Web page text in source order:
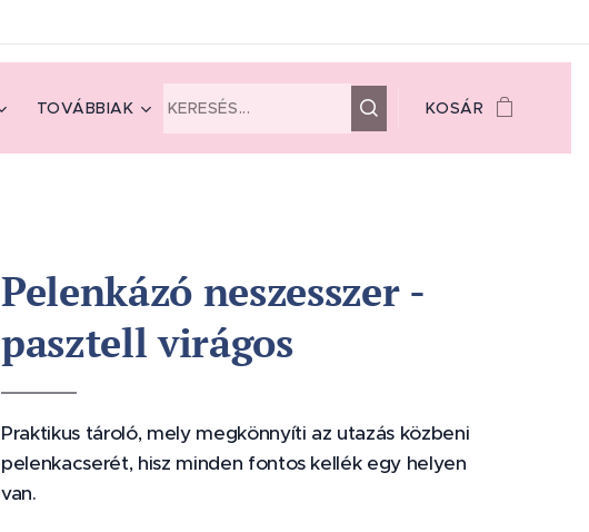
TOVÁBBIAK KOSÁR
Pelenkázó neszesszer -
pasztell virágos
Praktikus tároló, mely megkönnyíti az utazás közbeni
pelenkacserét, hisz minden fontos kellék egy helyen
van.